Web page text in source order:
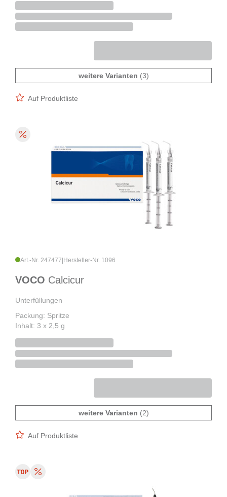
weitere Varianten (3)
Auf Produktliste
Art.-Nr. 247477 Hersteller-Nr. 1096
VOCO Calcicur
Unterfüllungen
Packung: Spritze
Inhalt: 3 x 2,5 g
weitere Varianten (2)
Auf Produktliste